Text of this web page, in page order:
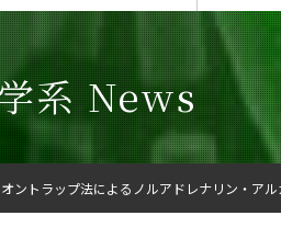
系 News
ントラップ法によるノルアドレナリン・ア